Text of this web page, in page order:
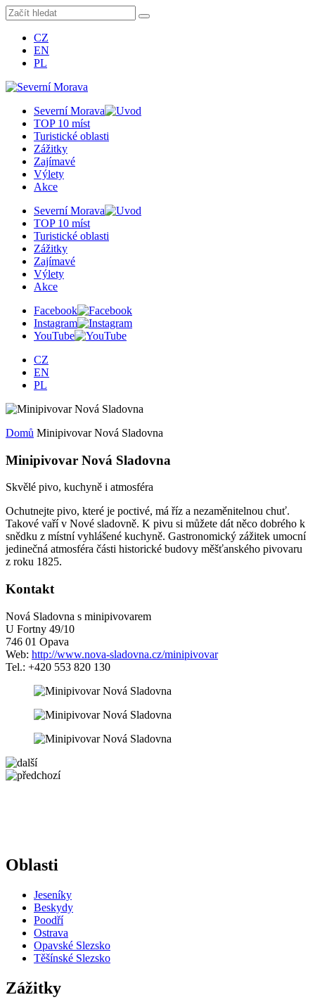
CZ
EN
PL
Severní Morava
TOP 10 míst
Turistické oblasti
Zážitky
Zajímavé
Výlety
Akce
Severní Morava
TOP 10 míst
Turistické oblasti
Zážitky
Zajímavé
Výlety
Akce
Facebook
Instagram
YouTube
CZ
EN
PL
Domů Minipivovar Nová Sladovna
Minipivovar Nová Sladovna
Skvělé pivo, kuchyně i atmosféra
Ochutnejte pivo, které je poctivé, má říz a nezaměnitelnou chuť.
Takové vaří v Nové sladovně. K pivu si můžete dát něco dobrého k
snědku z místní vyhlášené kuchyně. Gastronomický zážitek umocní
jedinečná atmosféra části historické budovy měšťanského pivovaru
z roku 1825.
Kontakt
Nová Sladovna s minipivovarem
U Fortny 49/10
746 01 Opava
Web: http://www.nova-sladovna.cz/minipivovar
Tel.: +420 553 820 130
Oblasti
Jeseníky
Beskydy
Poodří
Ostrava
Opavské Slezsko
Těšínské Slezsko
Zážitky